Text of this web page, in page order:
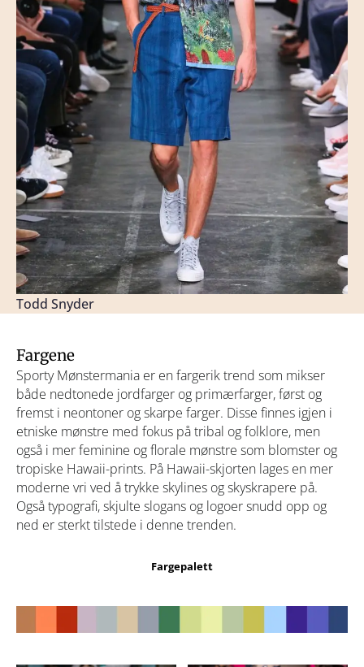
Todd Snyder
Fargene
Sporty Mønstermania er en fargerik trend som mikser
både nedtonede jordfarger og primærfarger, først og
fremst i neontoner og skarpe farger. Disse finnes igjen i
etniske mønstre med fokus på tribal og folklore, men
også i mer feminine og florale mønstre som blomster og
tropiske Hawaii-prints. På Hawaii-skjorten lages en mer
moderne vri ved å trykke skylines og skyskrapere på.
Også typografi, skjulte slogans og logoer snudd opp og
ned er sterkt tilstede i denne trenden.
Fargepalett